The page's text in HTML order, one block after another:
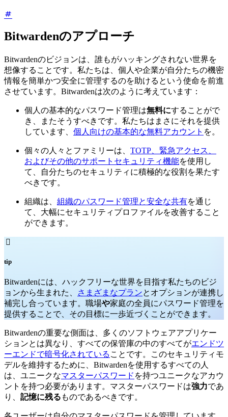
Bitwardenのアプローチ
Bitwardenのビジョンは、誰もがハッキングされない世界を
想像することです。私たちは、個人や企業が自分たちの機密
情報を簡単かつ安全に管理するのを助けるという使命を前進
させています。Bitwardenは次のように考えています：
個人の基本的なパスワード管理は無料にすることがで
き、またそうすべきです。私たちはまさにそれを提供
しています、 個人向けの基本的な無料アカウント を。
個々の人々とファミリーは、 TOTP、緊急アクセス、
およびその他のサポートセキュリティ機能を使用し
て、自分たちのセキュリティに積極的な役割を果たす
べきです。
組織は、 組織のパスワード管理と安全な共有を通じ
て、大幅にセキュリティプロファイルを改善すること
ができます。

tip
Bitwardenには、ハックフリーな世界を目指す私たちのビジ
ョンから生まれた、
さまざまなプランとオプションが連携し
補完し合っています。職場や家庭の全員にパスワード管理を
提供することで、その目標に一歩近づくことができます。
Bitwardenの重要な側面は、多くのソフトウェアアプリケー
ションとは異なり、すべての保管庫の中のすべてがエンドツ
ーエンドで暗号化されている ことです。このセキュリティモ
デルを維持するために、Bitwardenを使用するすべての人
は、ユニークなマスターパスワード を持つユニークなアカウ
ントを持つ必要があります。マスターパスワードは強力であ
り、 記憶に残る ものであるべきです。